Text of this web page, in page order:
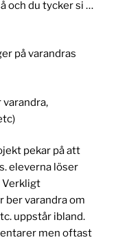
och du tycker si …
på varandras
pekar på att
eleverna löser
Verkligt
ber varandra om
uppstår ibland.
men oftast